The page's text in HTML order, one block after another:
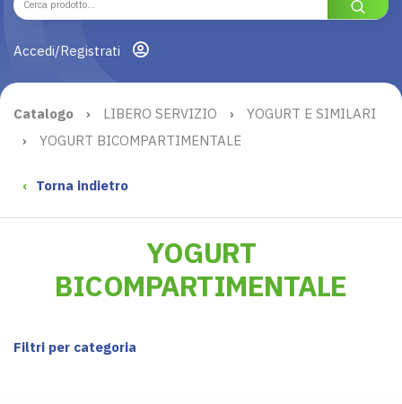
Accedi/Registrati
Catalogo › LIBERO SERVIZIO ›
YOGURT E SIMILARI
›
YOGURT BICOMPARTIMENTALE
‹ Torna indietro
YOGURT
BICOMPARTIMENTALE
Filtri per categoria